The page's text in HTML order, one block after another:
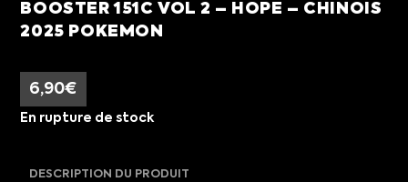
BOOSTER 151C VOL 2 – HOPE – CHINOIS
2025 POKEMON
6,90€
En rupture de stock
DESCRIPTION DU PRODUIT